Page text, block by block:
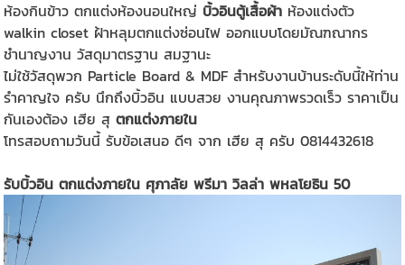
ห้องกินข้าว ตกแต่งห้องนอนใหญ่ บิ้วอินตู้เสื้อผ้า ห้องแต่งตัว
walkin closet ฝ้าหลุมตกแต่งซ่อนไฟ ออกแบบโดยมัณฑณากร
ชำนาญงาน วัสดุมาตรฐาน สมฐานะ
ไม่ใช้วัสดุพวก Particle Board & MDF สำหรับงานบ้านระดับนี้ให้ท่าน
รำคาญใจ ครับ นึกถึงบิ้วอิน แบบสวย งานคุณภาพรวดเร็ว ราคาเป็น
กันเองต้อง เฮีย สุตกแต่งภายใน
โทรสอบถามวันนี้ รับข้อเสนอ ดีๆ จาก เฮีย สุ ครับ 0814432618
รับบิ้วอิน ตกแต่งภายใน ศุภาลัย พรีมา วิลล่า พหลโยธิน 50